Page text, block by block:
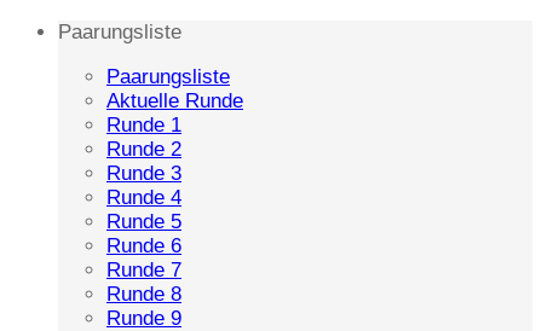
Paarungsliste
Paarungsliste
Aktuelle Runde
Runde 1
Runde 2
Runde 3
Runde 4
Runde 5
Runde 6
Runde 7
Runde 8
Runde 9